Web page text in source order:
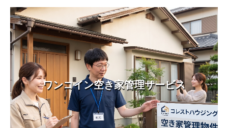
ワンコイン空き家管理サービス